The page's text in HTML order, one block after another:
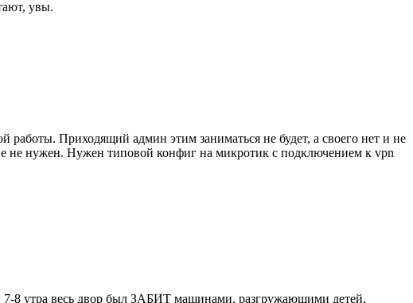
увы.
работы. Приходящий админ этим заниматься не будет, а своего нет и не
не нужен. Нужен типовой конфиг на микротик с подключением к vpn
7-8 утра весь двор был ЗАБИТ машинами, разгружающими детей,